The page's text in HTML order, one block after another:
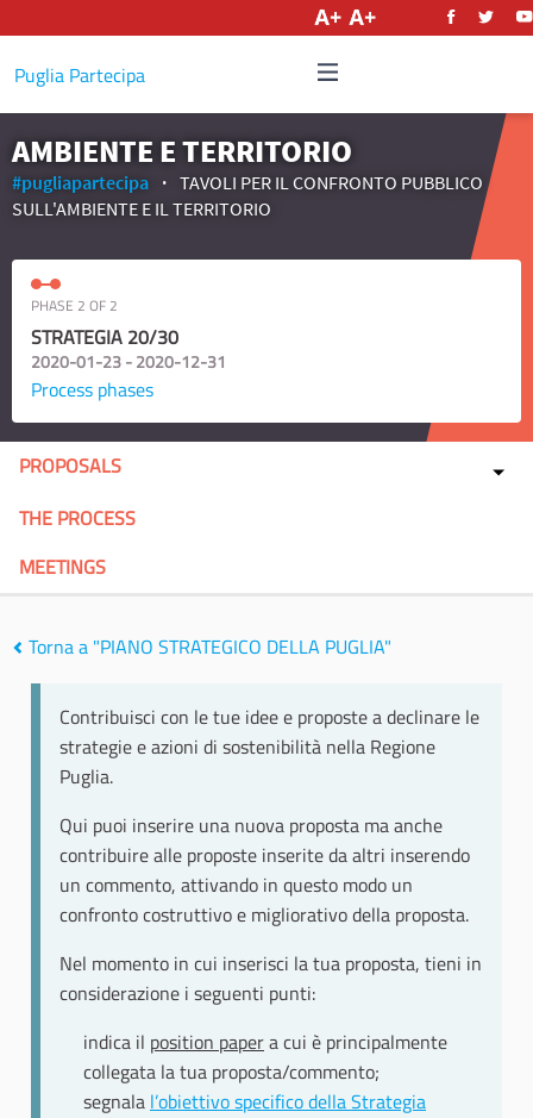
Puglia Partecipa
AMBIENTE E TERRITORIO
#pugliapartecipa
TAVOLI PER IL CONFRONTO PUBBLICO
SULL'AMBIENTE E IL TERRITORIO
PHASE 2 OF 2
STRATEGIA 20/30
2020-01-23 - 2020-12-31
Process phases
PROPOSALS
THE PROCESS
MEETINGS
Torna a "PIANO STRATEGICO DELLA PUGLIA"
Contribuisci con le tue idee e proposte a declinare le
strategie e azioni di sostenibilità nella Regione
Puglia.
Qui puoi inserire una nuova proposta ma anche
contribuire alle proposte inserite da altri inserendo
un commento, attivando in questo modo un
confronto costruttivo e migliorativo della proposta.
Nel momento in cui inserisci la tua proposta, tieni in
considerazione i seguenti punti:
indica il position papera cui è principalmente
collegata la tua proposta/commento;
segnala l’obiettivo specifico della Strategia